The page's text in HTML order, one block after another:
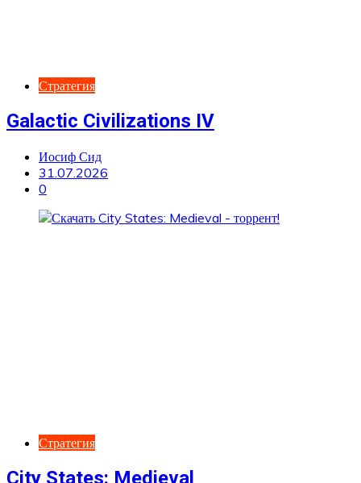
Стратегия
Galactic Civilizations IV
Иосиф Сид
31.07.2026
0
Стратегия
City States: Medieval